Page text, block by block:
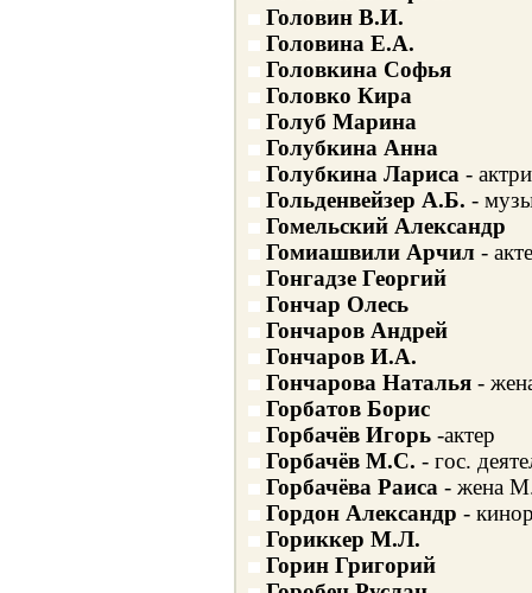
Головин В.И.
Головина Е.А.
Головкина Софья
Головко Кира
Голуб Марина
Голубкина Анна
Голубкина Лариса -
Гольденвейзер А.Б. -
Гомельский Александр
Гомиашвили Арчил-
Гонгадзе Георгий
Гончар Олесь
Гончаров Андрей
Гончаров И.А.
Гончарова Наталья-
Горбатов Борис
Горбачёв Игорь-актер
Горбачёв М.С. - гос.
Горбачёва Раиса - жена
Гордон Александр -
Гориккер М.Л.
Горин Григорий